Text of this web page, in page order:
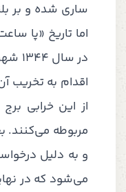
ساری شده و بر
اما تاریخ «پا
در
اقدام به تخریب
از این خرابی
و به دلیل